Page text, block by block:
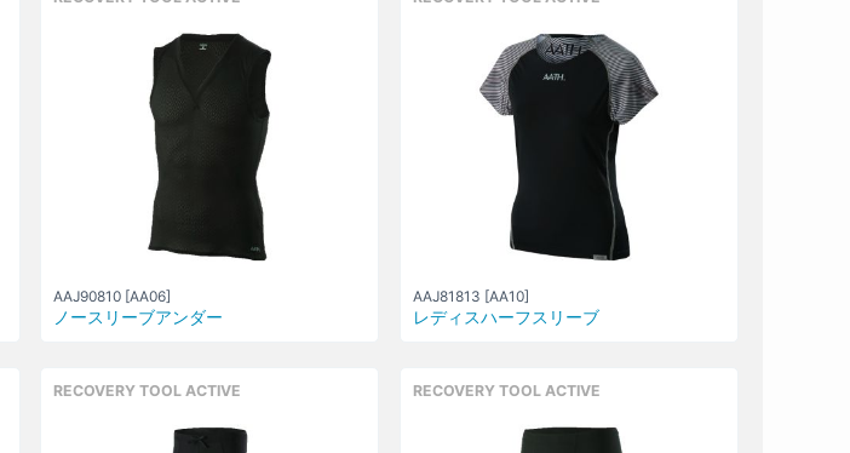
AAJ90810 [AA06]
ノースリーブアンダー
AAJ81813 [AA10]
レディスハーフスリーブ
RECOVERY TOOL ACTIVE RECOVERY TOOL ACTIVE